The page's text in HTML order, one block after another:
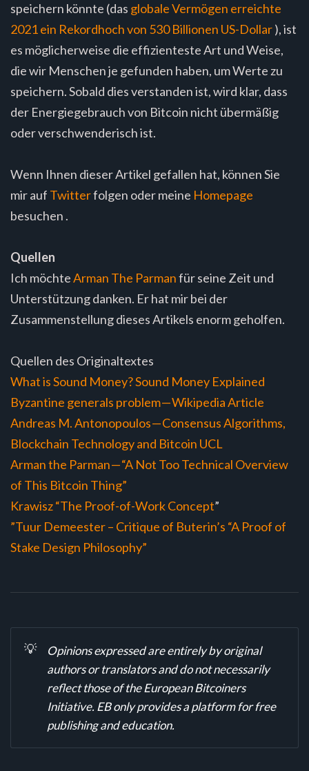
speichern könnte (das globale Vermögen erreichte
2021 ein Rekordhoch von 530 Billionen US-Dollar), ist
es möglicherweise die effizienteste Art und Weise,
die wir Menschen je gefunden haben, um Werte zu
speichern. Sobald dies verstanden ist, wird klar, dass
der Energiegebrauch von Bitcoin nicht übermäßig
oder verschwenderisch ist.
Wenn Ihnen dieser Artikel gefallen hat, können Sie
mir auf Twitterfolgen oder meine Homepage
besuchen .
Quellen
Ich möchteArman The Parmanfür seine Zeit und
Unterstützung danken. Er hat mir bei der
Zusammenstellung dieses Artikels enorm geholfen.
Quellen des Originaltextes
What is Sound Money? Sound Money Explained
Byzantine generals problem — Wikipedia Article
Andreas M. Antonopoulos — Consensus Algorithms,
Blockchain Technology and Bitcoin UCL
Arman the Parman — “A Not Too Technical Overview
of This Bitcoin Thing”
Krawisz “The Proof-of-Work Concept”
”Tuur Demeester – Critique of Buterin’s “A Proof of
Stake Design Philosophy”
💡
Opinions expressed are entirely by original
authors or translators and do not necessarily
reflect those of the European Bitcoiners
Initiative. EB only provides a platform for free
publishing and education.